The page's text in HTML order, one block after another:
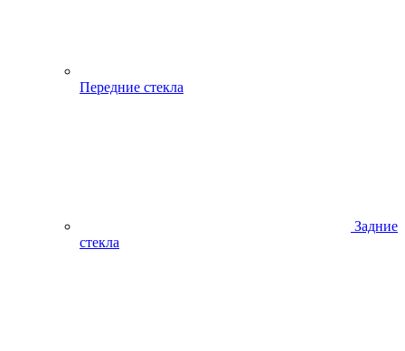
Передние стекла
Задние
стекла